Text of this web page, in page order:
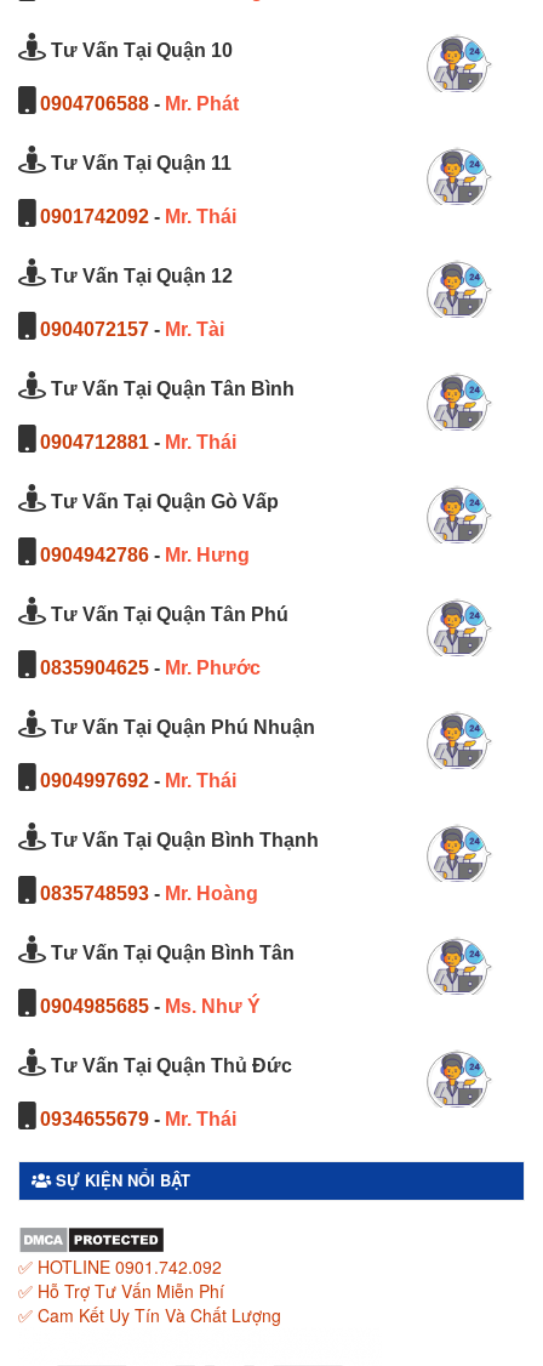
Tư Vấn Tại Quận 10
0904706588 - Mr. Phát
Tư Vấn Tại Quận 11
0901742092 - Mr. Thái
Tư Vấn Tại Quận 12
0904072157 - Mr. Tài
Tư Vấn Tại Quận Tân Bình
0904712881 - Mr. Thái
Tư Vấn Tại Quận Gò Vấp
0904942786 - Mr. Hưng
Tư Vấn Tại Quận Tân Phú
0835904625 - Mr. Phước
Tư Vấn Tại Quận Phú Nhuận
0904997692 - Mr. Thái
Tư Vấn Tại Quận Bình Thạnh
0835748593 - Mr. Hoàng
Tư Vấn Tại Quận Bình Tân
0904985685 - Ms. Như Ý
Tư Vấn Tại Quận Thủ Đức
0934655679 - Mr. Thái
SỰ KIỆN NỔI BẬT
✅ HOTLINE 0901.742.092
✅ Hỗ Trợ Tư Vấn Miễn Phí
✅ Cam Kết Uy Tín Và Chất Lượng